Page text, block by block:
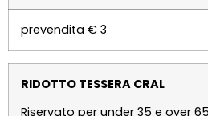
prevendita € 3
RIDOTTO TESSERA CRAL
Riservato per under 35 e over